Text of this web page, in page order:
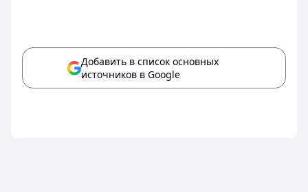
Добавить в список основных
источников в Google